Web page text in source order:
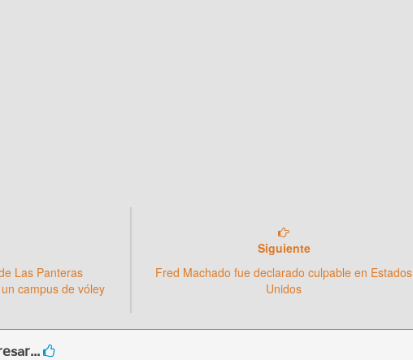
Las Panteras
campus de vóley
Siguiente
Fred Machado fue declarado culpable en Estados
Unidos